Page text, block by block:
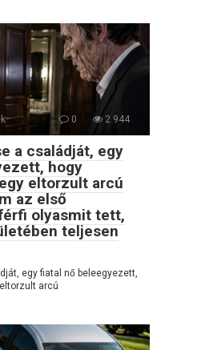
0 2 944
a családját, egy
hogy
eltorzult arcú
az első
olyasmit tett,
teljesen
egy fiatal nő beleegyezett,
arcú